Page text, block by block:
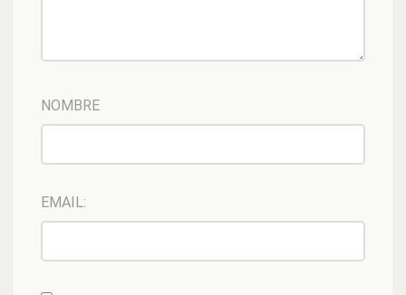
NOMBRE
EMAIL: